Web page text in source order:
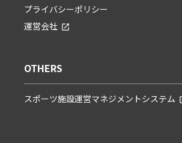
プライバシーポリシー
運営会社
OTHERS
スポーツ施設運営マネジメントシステム